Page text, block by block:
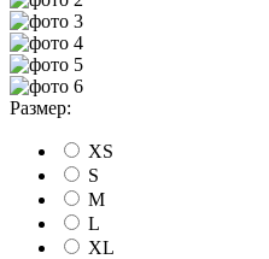
Размер:
XS
S
M
L
XL